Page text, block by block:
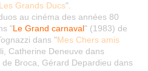
Les Grands Ducs".
au cinéma des années 80
"Le Grand carnaval" (1983) de
dans "Mes Chers amis
Catherine Deneuve dans
Broca, Gérard Depardieu dans